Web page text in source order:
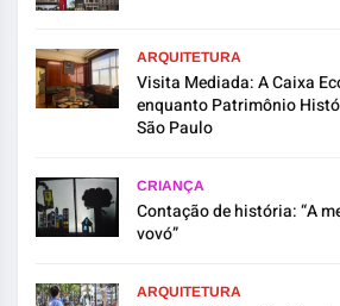
ARQUITETURA
Visita Mediada: A Caixa
enquanto Patrimônio
São Paulo
CRIANÇA
Contação de história: “A
vovó”
ARQUITETURA